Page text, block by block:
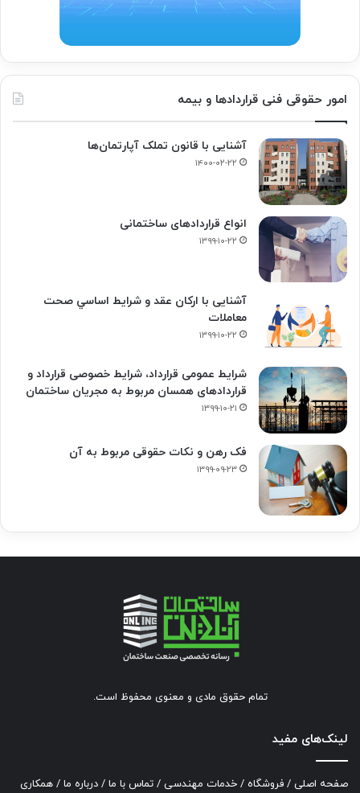
امور حقوقی فنی قراردادها و بیمه
آشنایی با قانون تملک آپارتمان‌ها
۱۴۰۰-۰۲-۲۲
انواع قراردادهای ساختمانی
۱۳۹۹-۱۰-۲۲
آشنایی با ارکان عقد و شرايط اساسي صحت
معاملات
۱۳۹۹-۱۰-۲۲
شرایط عمومی قرارداد، شرایط خصوصی قرارداد و
قراردادهای همسان مربوط به مجریان ساختمان
۱۳۹۹-۱۰-۲۱
فک‌ رهن و نکات حقوقی مربوط به آن
۱۳۹۹-۰۹-۲۳
تمام حقوق مادی و معنوی محفوظ است.
لینک‌های مفید
صفحه اصلی / فروشگاه / خدمات مهندسی / تماس با ما / درباره ما / همکاری